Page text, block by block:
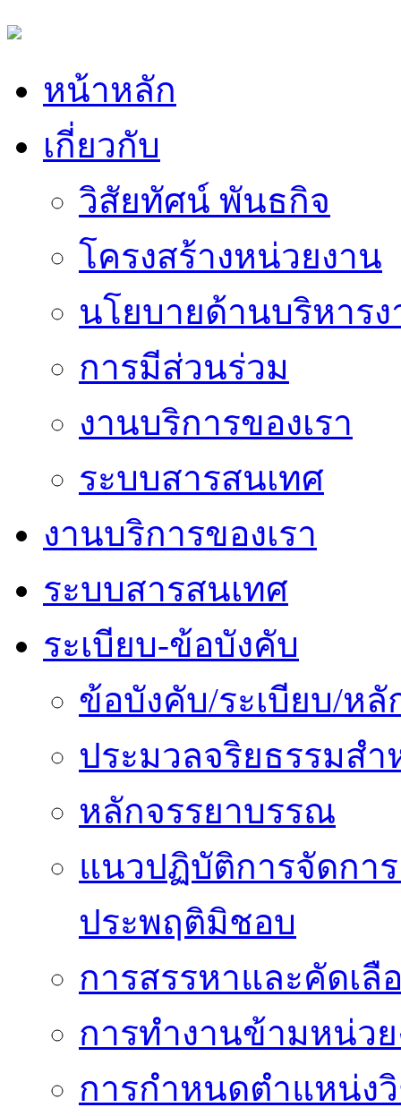
หน้าหลัก
เกี่ยวกับ
วิสัยทัศน์ พันธกิจ
โครงสร้างหน่วยงาน
นโยบายด้านบริหาร
การมีส่วนร่วม
งานบริการของเรา
ระบบสารสนเทศ
งานบริการของเรา
ระบบสารสนเทศ
ระเบียบ-ข้อบังคับ
ข้อบังคับ/ระเบียบ/ห
ประมวลจริยธรรมส
หลักจรรยาบรรณ
แนวปฏิบัติการจัดการ
ประพฤติมิชอบ
การสรรหาและคัดเลื
การทำงานข้ามหน่ว
การกำหนดตำแหน่ง